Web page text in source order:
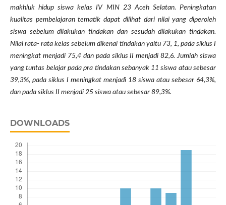
makhluk hidup siswa kelas IV MIN 23 Aceh Selatan. Peningkatan
kualitas pembelajaran tematik dapat dilihat dari nilai yang diperoleh
siswa sebelum dilakukan tindakan dan sesudah dilakukan tindakan.
Nilai rata- rata kelas sebelum dikenai tindakan yaitu 73, 1, pada siklus I
meningkat menjadi 75,4 dan pada siklus II menjadi 82,6. Jumlah siswa
yang tuntas belajar pada pra tindakan sebanyak 11 siswa atau sebesar
39,3%, pada siklus I meningkat menjadi 18 siswa atau sebesar 64,3%,
dan pada siklus II menjadi 25 siswa atau sebesar 89,3%.
DOWNLOADS